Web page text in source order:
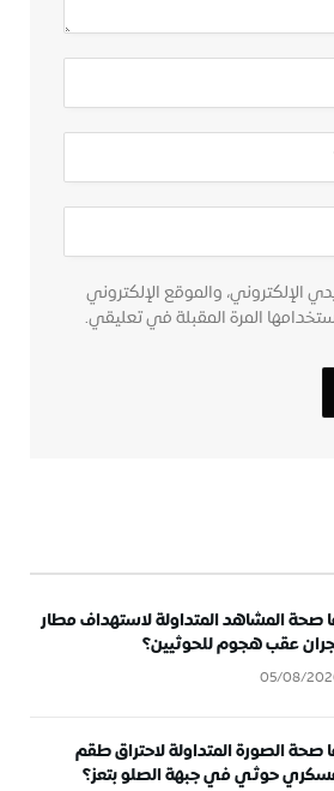
الإلكتروني، والموقع الإلكتروني
المرة المقبلة في تعليقي.
صحة المشاهد المتداولة لاستهداف مطار
عقب هجوم للحوثيين؟
05/08/
صحة الصورة المتداولة لاحتراق طقم
حوثي في جبهة الصلو بتعز؟